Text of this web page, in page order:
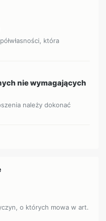
która
nie wymagających
należy dokonać
o których mowa w art.